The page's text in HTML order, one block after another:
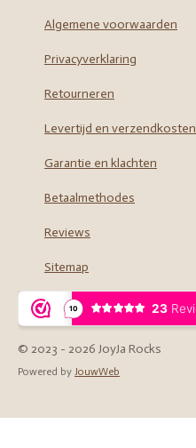
o
k
g
a
Algemene voorwaarden
Privacyverklaring
Retourneren
Levertijd en verzendkosten
Garantie en klachten
Betaalmethodes
Reviews
Sitemap
© 2023 - 2026 JoyJa Rocks
Powered by JouwWeb